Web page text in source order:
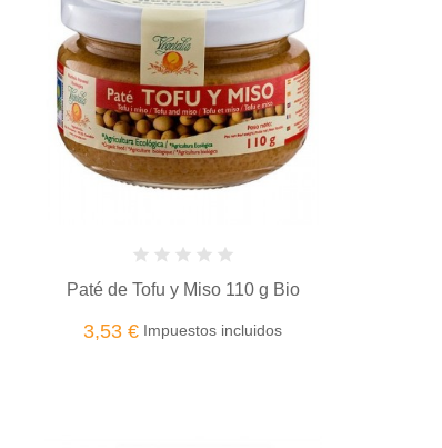
Paté de Tofu y Miso 110 g Bio
3,53 € Impuestos incluidos